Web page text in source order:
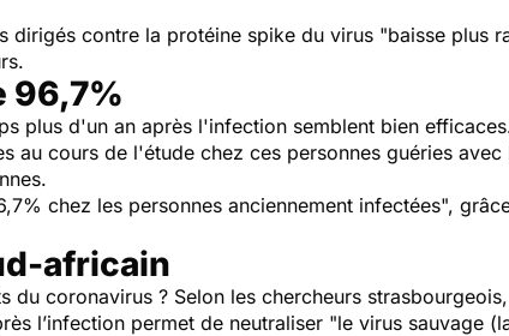
dirigés contre la protéine spike du virus "baisse plus
96,7%
plus d'un an après l'infection semblent bien
au cours de l'étude chez ces personnes guéries
chez les personnes anciennement infectées",
africain
coronavirus ? Selon les chercheurs
l’infection permet de neutraliser "le virus sauvage